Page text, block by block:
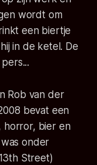
wordt om
een biertje
in de ketel. De
Rob van der
bevat een
horror, bier en
onder
Street)